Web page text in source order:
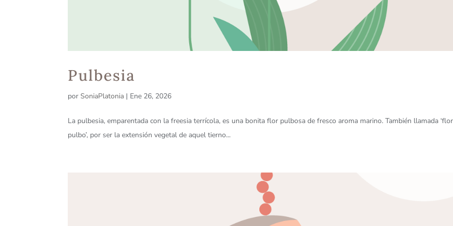
Pulbesia
por SoniaPlatonia | Ene 26, 2026
La pulbesia, emparentada con la freesia terrícola, es una bonita flor pulbosa de fresco aroma marino. También llamada
pulbo’, por ser la extensión vegetal de aquel tierno...